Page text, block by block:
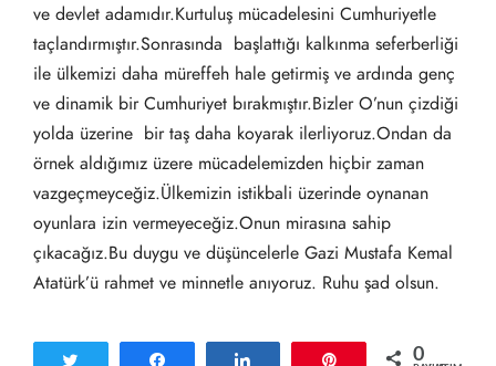
ve devlet adamıdır.Kurtuluş mücadelesini Cumhuriyetle
taçlandırmıştır.Sonrasında başlattığı kalkınma seferberliği
ile ülkemizi daha müreffeh hale getirmiş ve ardında genç
ve dinamik bir Cumhuriyet bırakmıştır.Bizler O’nun çizdiği
yolda üzerine bir taş daha koyarak ilerliyoruz.Ondan da
örnek aldığımız üzere mücadelemizden hiçbir zaman
vazgeçmeyceğiz.Ülkemizin istikbali üzerinde oynanan
oyunlara izin vermeyeceğiz.Onun mirasına sahip
çıkacağız.Bu duygu ve düşüncelerle Gazi Mustafa Kemal
Atatürk’ü rahmet ve minnetle anıyoruz. Ruhu şad olsun.
0